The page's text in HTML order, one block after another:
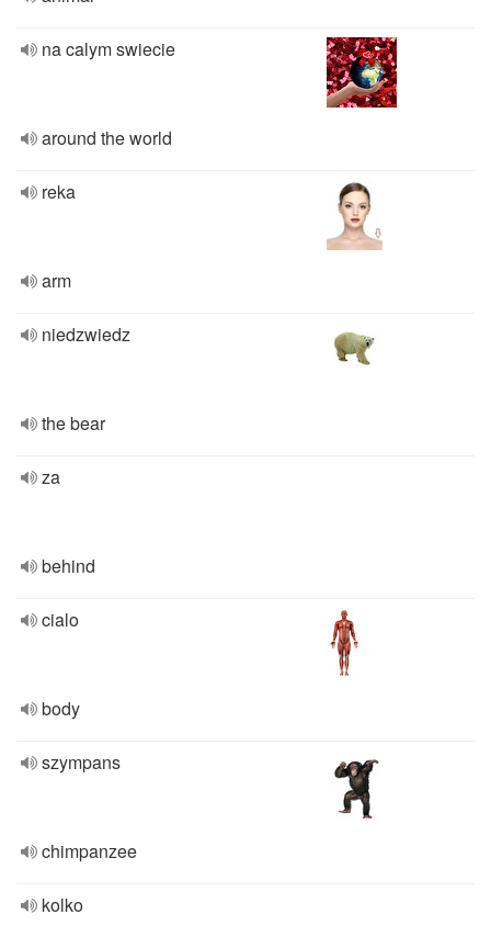
na calym swiecie
around the world
reka
arm
niedzwiedz
the bear
za
behind
cialo
body
szympans
chimpanzee
kolko